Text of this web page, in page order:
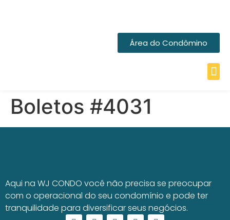
Área do Condômino
Boletos #4031
Aqui na WJ CONDO você não precisa se preocupar
com o operacional do seu condomínio e pode ter
tranquilidade para diversificar seus negócios.